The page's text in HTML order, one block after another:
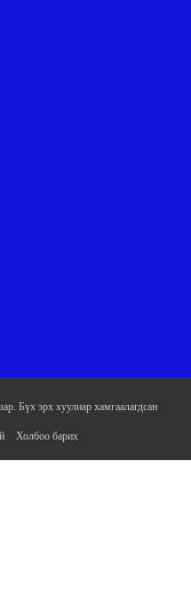
Бүх эрх хуулиар хамгаалагдсан
Холбоо барих